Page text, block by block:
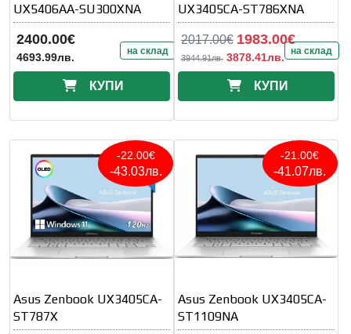
UX5406AA-SU300XNA
2400.00€
4693.99лв. на склад
КУПИ
UX3405CA-ST786XNA
2017.00€ 1983.00€
3944.91лв. 3878.41лв. на склад
КУПИ
-22.00€
-43.03лв.
Asus Zenbook UX3405CA-
ST787X
-21.00€
-41.07лв.
Asus Zenbook UX3405CA-
ST1109NA